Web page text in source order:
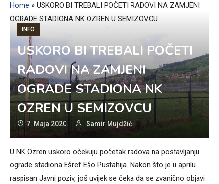
Home » USKORO BI TREBALI POČETI RADOVI NA ZAMJENI
OGRADE STADIONA NK OZREN U SEMIZOVCU
INFO
USKORO BI TREBALI POČETI
RADOVI NA ZAMJENI
OGRADE STADIONA NK
OZREN U SEMIZOVCU
7. Maja 2020. Samir Mujdžić
U NK Ozren uskoro očekuju početak radova na postavljanju
ograde stadiona Ešref Ešo Pustahija. Nakon što je u aprilu
raspisan Javni poziv, još uvijek se čeka da se zvanično objavi